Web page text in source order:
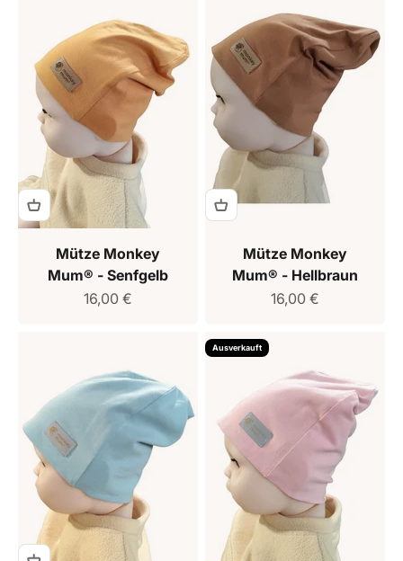
Mütze Monkey
Mum® - Senfgelb
Verkaufspreis
16,00 €
Mütze Monkey
Mum® - Hellbraun
Verkaufspreis
16,00 €
Ausverkauft